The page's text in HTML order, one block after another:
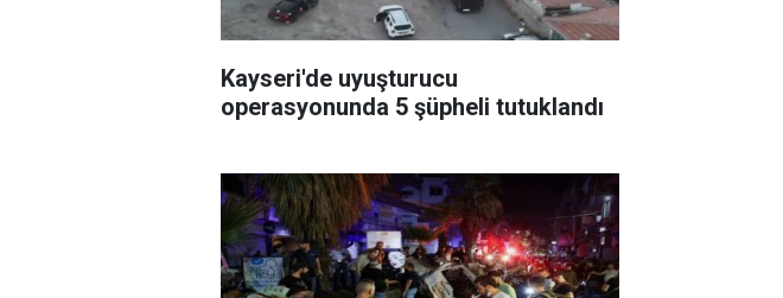
Kayseri'de uyuşturucu
operasyonunda 5 şüpheli tutuklandı